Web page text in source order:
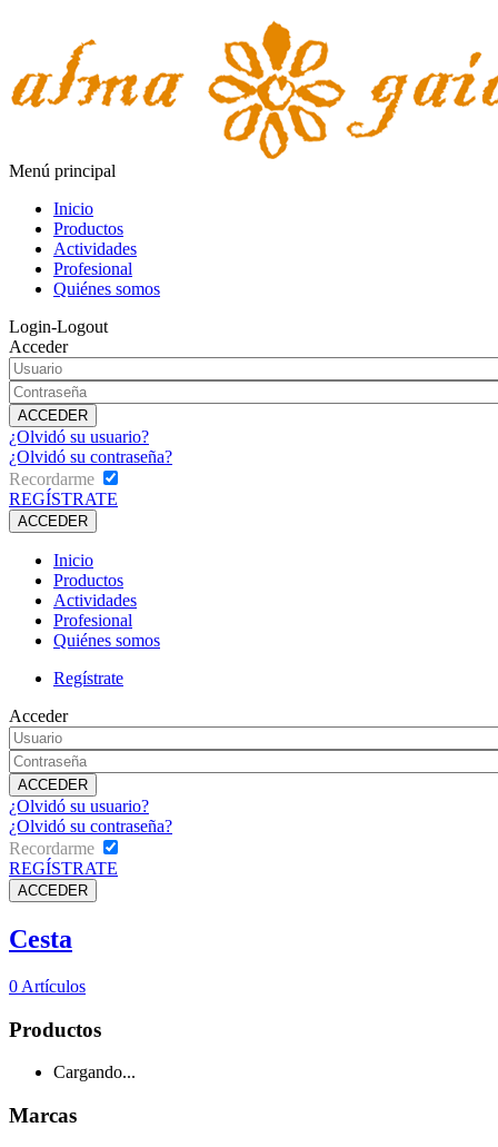
Menú principal
Inicio
Productos
Actividades
Profesional
Quiénes somos
Login-Logout
Acceder
¿Olvidó su usuario?
¿Olvidó su contraseña?
Recordarme
REGÍSTRATE
Inicio
Productos
Actividades
Profesional
Quiénes somos
Regístrate
Acceder
¿Olvidó su usuario?
¿Olvidó su contraseña?
Recordarme
REGÍSTRATE
Cesta
0 Artículos
Productos
Cargando...
Marcas